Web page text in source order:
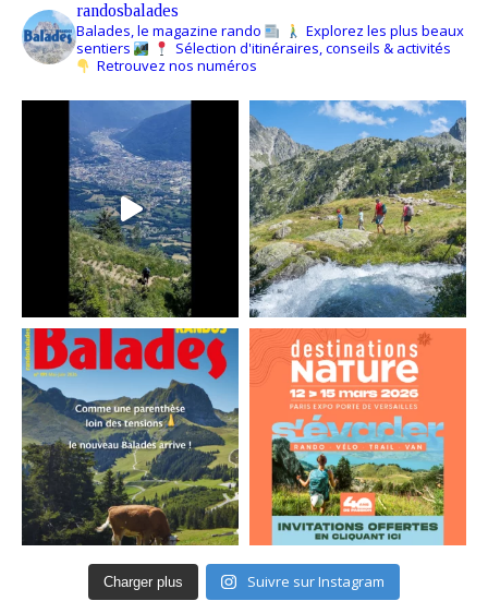
randosbalades
Balades, le magazine rando
Explorez les plus beaux
sentiers
Sélection d'itinéraires, conseils & activités
Retrouvez nos numéros
Charger plus Suivre sur Instagram